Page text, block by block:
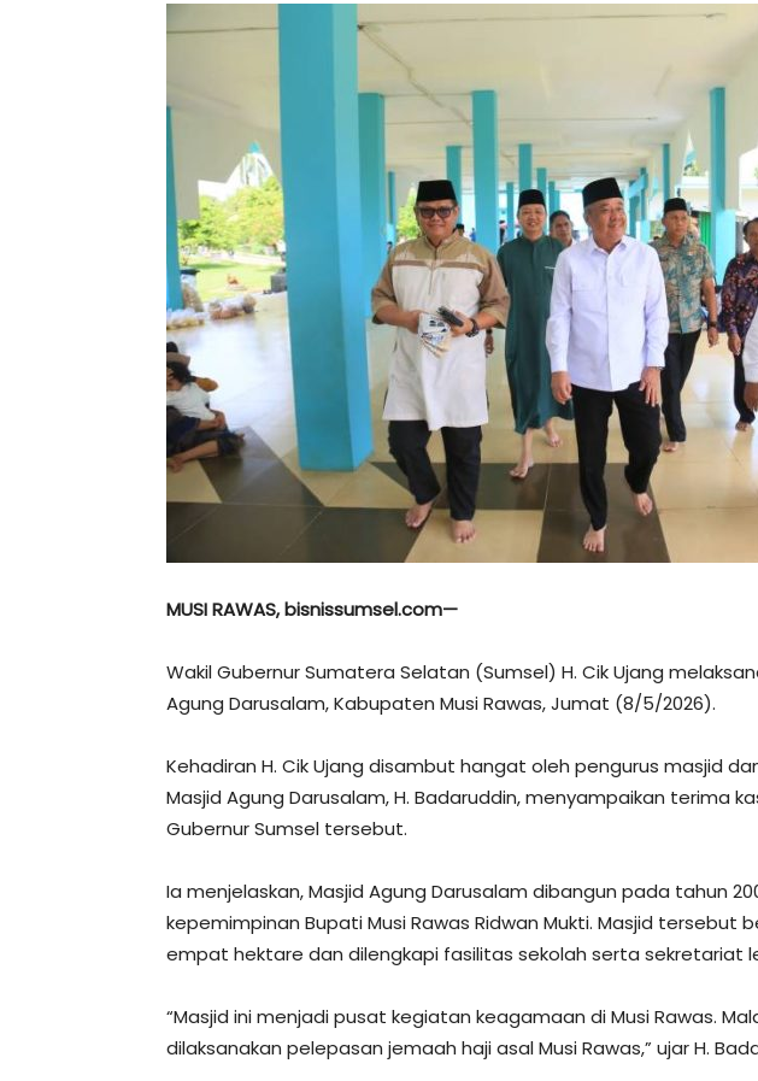
MUSI RAWAS, bisnissumsel.com—
Wakil Gubernur Sumatera Selatan (Sumsel) H. Cik Ujang
Agung Darusalam, Kabupaten Musi Rawas, Jumat (8/5/2026).
Kehadiran H. Cik Ujang disambut hangat oleh pengurus masjid
Masjid Agung Darusalam, H. Badaruddin, menyampaikan terima
Gubernur Sumsel tersebut.
Ia menjelaskan, Masjid Agung Darusalam dibangun pada tahun
kepemimpinan Bupati Musi Rawas Ridwan Mukti. Masjid tersebut
empat hektare dan dilengkapi fasilitas sekolah serta sekretariat
“Masjid ini menjadi pusat kegiatan keagamaan di Musi Rawas.
dilaksanakan pelepasan jemaah haji asal Musi Rawas,” ujar H.